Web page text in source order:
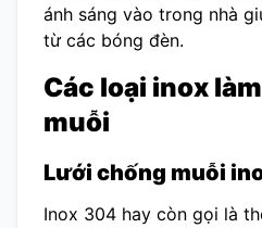
ánh sáng vào trong nhà
từ các bóng đèn.
Các loại inox
muỗi
Lưới chống muỗi
Inox 304 hay còn gọi là